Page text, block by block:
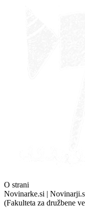
O strani
Novinarke.si |
(Fakulteta za družbene